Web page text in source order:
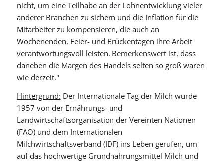
nicht, um eine Teilhabe an der Lohnentwicklung vieler
anderer Branchen zu sichern und die Inflation für die
Mitarbeiter zu kompensieren, die auch an
Wochenenden, Feier- und Brückentagen ihre Arbeit
verantwortungsvoll leisten. Bemerkenswert ist, dass
daneben die Margen des Handels selten so groß waren
wie derzeit."
Hintergrund: Der Internationale Tag der Milch wurde
1957 von der Ernährungs- und
Landwirtschaftsorganisation der Vereinten Nationen
(FAO) und dem Internationalen
Milchwirtschaftsverband (IDF) ins Leben gerufen, um
auf das hochwertige Grundnahrungsmittel Milch und